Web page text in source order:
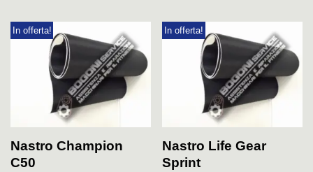
In offerta!
Nastro Champion
C50
In offerta!
Nastro Life Gear
Sprint